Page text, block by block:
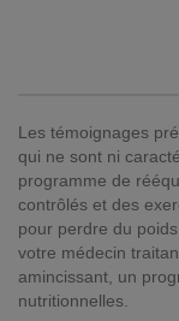
Les témoignages
qui ne sont ni
programme de
contrôlés et des
pour perdre du
votre médecin
amincissant, un
nutritionnelles.